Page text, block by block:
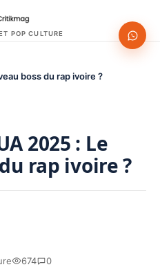
POP CULTURE
boss du rap ivoire ?
2025 : Le
rap ivoire ?
674 0